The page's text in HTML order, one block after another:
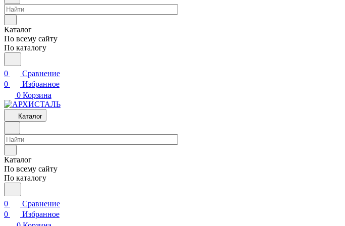
Каталог
По всему сайту
По каталогу
0
Сравнение
0
Избранное
0 Корзина
Каталог
Каталог
По всему сайту
По каталогу
0
Сравнение
0
Избранное